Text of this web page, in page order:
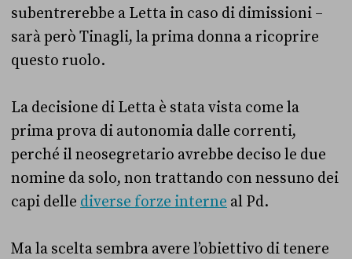
subentrerebbe a Letta in caso di dimissioni –
sarà però Tinagli, la prima donna a ricoprire
questo ruolo.
La decisione di Letta è stata vista come la
prima prova di autonomia dalle correnti,
perché il neosegretario avrebbe deciso le due
nomine da solo, non trattando con nessuno dei
capi delle diverse forze interne al Pd.
Ma la scelta sembra avere l’obiettivo di tenere